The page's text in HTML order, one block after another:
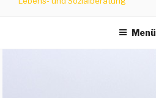
Menü